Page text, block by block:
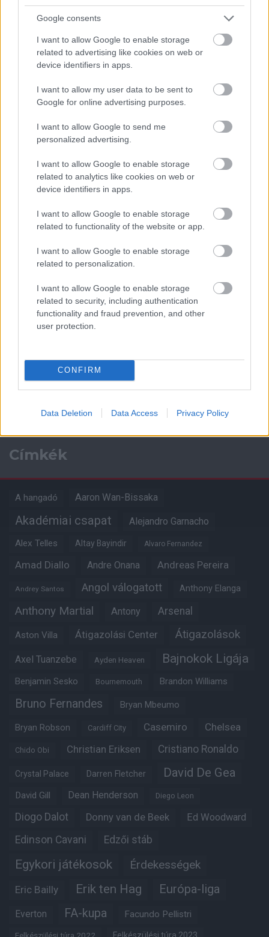
Google consents
I want to allow Google to enable storage
related to advertising like cookies on web or
device identifiers in apps.
I want to allow my user data to be sent to
Google for online advertising purposes.
I want to allow Google to send me
personalized advertising.
I want to allow Google to enable storage
related to analytics like cookies on web or
device identifiers in apps.
I want to allow Google to enable storage
related to functionality of the website or app.
I want to allow Google to enable storage
related to personalization.
I want to allow Google to enable storage
related to security, including authentication
functionality and fraud prevention, and other
user protection.
CONFIRM
Data Deletion Data Access Privacy Policy
Paris Saint-Germainvs
Manchester United
Nya Ullevi, Göteborg
2026-08-08 17:00
AC MilanvsManchester United2026-08-15 18:00
Támogatás
Támogasd adományoddal
a ManUtdFanatics.hu működését!
Kapcsolódó hírek
Címkék
A hangadó Aaron Wan-Bissaka
Akadémiai csapat Alejandro Garnacho
Alex Telles Altay Bayindir Alvaro Fernandez
Amad Diallo Andre Onana Andreas Pereira
Andrey Santos Angol válogatott Anthony Elanga
Anthony Martial Antony Arsenal
Aston Villa Átigazolási Center Átigazolások
Axel Tuanzebe Ayden Heaven Bajnokok Ligája
Benjamin Sesko Bournemouth Brandon Williams
Bruno Fernandes Bryan Mbeumo
Bryan Robson Cardiff City Casemiro Chelsea
Chido Obi Christian Eriksen Cristiano Ronaldo
Crystal Palace Darren Fletcher David De Gea
David Gill Dean Henderson Diego Leon
Diogo Dalot Donny van de Beek Ed Woodward
Edinson Cavani Edzői stáb
Egykori játékosok Érdekességek
Eric Bailly Erik ten Hag Európa-liga
Everton FA-kupa Facundo Pellistri